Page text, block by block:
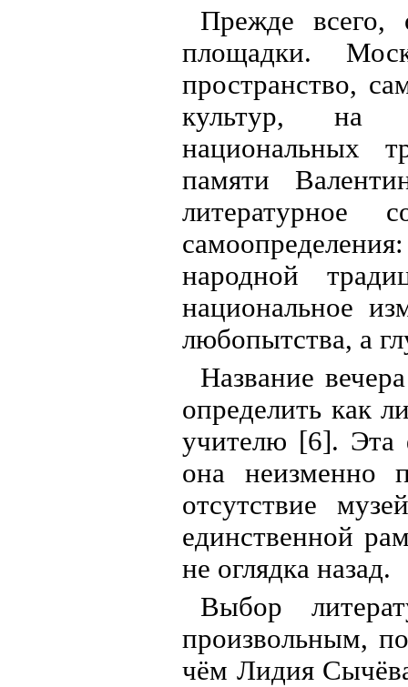
Прежде всего,
площадки.
пространство,
культур, на
национальных
памяти
литературное
народной
национальное
любопытства, а
Название
определить как
учителю [6]. Эта
она неизменно
отсутствие
единственной
не оглядка назад.
Выбор
произвольным,
чём Лидия